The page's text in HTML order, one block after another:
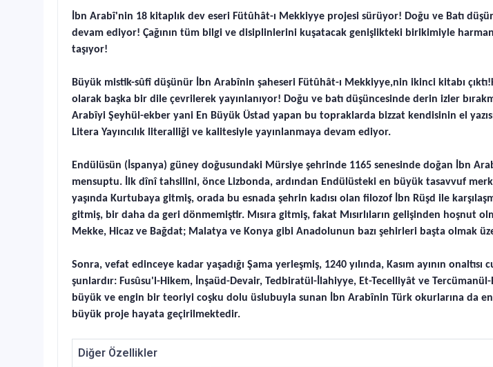
İbn Arabî'nin 18 kitaplık dev eseri Fütûhât-ı Mekkiyye projesi sürüyor! Doğu ve Batı
devam ediyor! Çağının tüm bilgi ve disiplinlerini kuşatacak genişlikteki birikimiyle
taşıyor!
Büyük mistik-sûfî düşünür İbn Arabînin şaheseri Fütûhât-ı Mekkiyye,nin ikinci kitabı
olarak başka bir dile çevrilerek yayınlanıyor! Doğu ve batı düşüncesinde derin izler
Arabîyi Şeyhül-ekber yani En Büyük Üstad yapan bu topraklarda bizzat kendisinin el
Litera Yayıncılık literalliği ve kalitesiyle yayınlanmaya devam ediyor.
Endülüsün (İspanya) güney doğusundaki Mürsiye şehrinde 1165 senesinde doğan İbn
mensuptu. İlk dînî tahsilini, önce Lizbonda, ardından Endülüsteki en büyük tasavvuf
yaşında Kurtubaya gitmiş, orada bu esnada şehrin kadısı olan filozof İbn Rüşd ile
gitmiş, bir daha da geri dönmemiştir. Mısıra gitmiş, fakat Mısırlıların gelişinden hoşnut
Mekke, Hicaz ve Bağdat; Malatya ve Konya gibi Anadolunun bazı şehirleri başta olmak
Sonra, vefat edinceye kadar yaşadığı Şama yerleşmiş, 1240 yılında, Kasım ayının
şunlardır: Fusûsu'l-Hikem, İnşaüd-Devair, Tedbiratül-İlahiyye, Et-Tecelliyât ve Tercümanül-
büyük ve engin bir teoriyi coşku dolu üslubuyla sunan İbn Arabînin Türk okurlarına da
büyük proje hayata geçirilmektedir.
Diğer Özellikler